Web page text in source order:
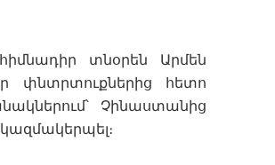
տնօրեն Արմեն
փնտրտուքներից հետո
Չինաստանից